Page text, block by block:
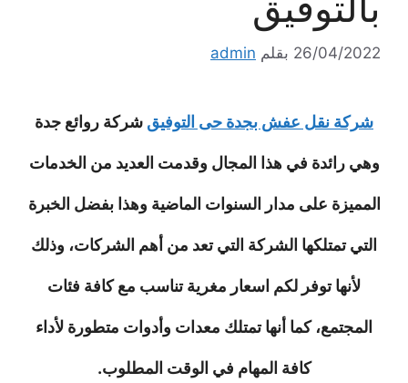
26/04/2022 بقلم admin
شركة نقل عفش بجدة حى التوفيقشركة روائع جدة
وهي رائدة في هذا المجال وقدمت العديد من الخدمات
المميزة على مدار السنوات الماضية وهذا بفضل الخبرة
التي تمتلكها الشركة التي تعد من أهم الشركات، وذلك
لأنها توفر لكم اسعار مغرية تناسب مع كافة فئات
المجتمع، كما أنها تمتلك معدات وأدوات متطورة لأداء
كافة المهام في الوقت المطلوب.